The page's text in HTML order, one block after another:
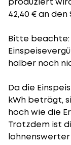
42,40 € an
Bitte beachte:
halber noch
Da die
kWh beträgt,
hoch wie die
Trotzdem ist